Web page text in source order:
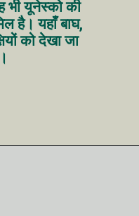
भी यूनेस्को की
है। यहाँ बाघ,
को देखा जा